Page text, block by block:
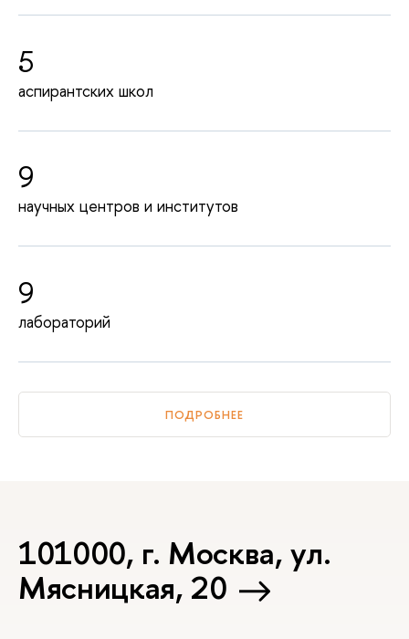
5
аспирантских школ
9
научных центров и институтов
9
лабораторий
ПОДРОБНЕЕ
101000, г. Москва, ул.
Мясницкая, 20